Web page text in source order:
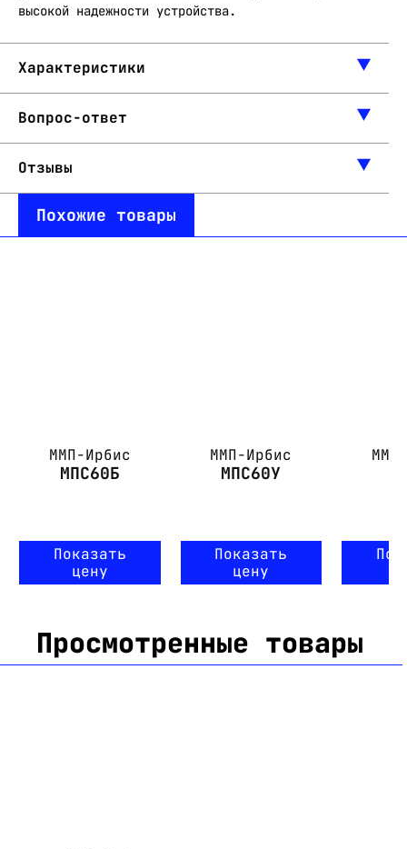
высокой надежности устройства.
Характеристики
Вопрос-ответ
Отзывы
Похожие товары
ММП-Ирбис
МПС60Б
Показать
цену
ММП-Ирбис
МПС60У
Показать
цену
Просмотренные товары